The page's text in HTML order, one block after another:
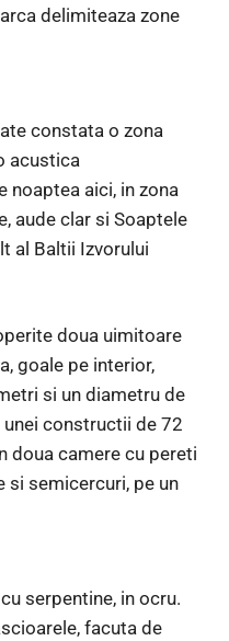
delimiteaza zone
constata o zona
acustica
noaptea aici, in zona
aude clar si Soaptele
al Baltii Izvorului
doua uimitoare
goale pe interior,
si un diametru de
constructii de 72
doua camere cu pereti
semicercuri, pe un
serpentine, in ocru.
facuta de